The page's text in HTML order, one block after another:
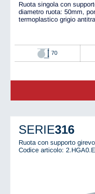
Ruota singola con
diametro ruota: 50mm,
termoplastico grigio
70
SERIE316
Ruota con supporto
Codice articolo: